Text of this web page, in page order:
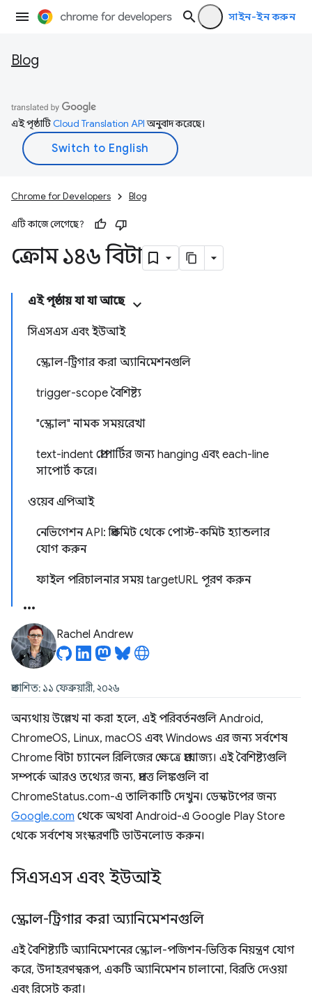
সাইন-ইন করুন
Blog
এই পৃষ্ঠাটিCloud Translation APIঅনুবাদ করেছে।
Chrome for Developers Blog
এটি কাজে লেগেছে?
ক্রোম ১৪৬ বিটা
এই পৃষ্ঠায় যা যা আছে
সিএসএস এবং ইউআই
স্ক্রোল-ট্রিগার করা অ্যানিমেশনগুলি
trigger-scope বৈশিষ্ট্য
"স্ক্রোল" নামক সময়রেখা
text-indent প্রোপার্টির জন্য hanging এবং each-line
সাপোর্ট করে।
ওয়েব এপিআই
নেভিগেশন API: প্রিকমিট থেকে পোস্ট-কমিট হ্যান্ডলার
যোগ করুন
ফাইল পরিচালনার সময় targetURL পূরণ করুন
Rachel Andrew
প্রকাশিত: ১১ ফেব্রুয়ারী, ২০২৬
অন্যথায় উল্লেখ না করা হলে, এই পরিবর্তনগুলি Android,
ChromeOS, Linux, macOS এবং Windows এর জন্য সর্বশেষ
Chrome বিটা চ্যানেল রিলিজের ক্ষেত্রে প্রযোজ্য। এই বৈশিষ্ট্যগুলি
সম্পর্কে আরও তথ্যের জন্য, প্রদত্ত লিঙ্কগুলি বা
ChromeStatus.com-এ তালিকাটি দেখুন। ডেস্কটপের জন্য
Google.com থেকে অথবা Android-এ Google Play Store
থেকে সর্বশেষ সংস্করণটি ডাউনলোড করুন।
সিএসএস এবং ইউআই
স্ক্রোল-ট্রিগার করা অ্যানিমেশনগুলি
এই বৈশিষ্ট্যটি অ্যানিমেশনের স্ক্রোল-পজিশন-ভিত্তিক নিয়ন্ত্রণ যোগ
করে, উদাহরণস্বরূপ, একটি অ্যানিমেশন চালানো, বিরতি দেওয়া
এবং রিসেট করা।